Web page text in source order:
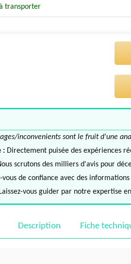
transporter
inconvenients sont le fruit d'une
: Directement puisée des expériences
scrutons des milliers d'avis pour
vous de confiance avec des
Laissez-vous guider par notre expertise
Description Fiche